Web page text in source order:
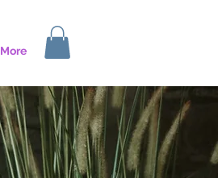
More